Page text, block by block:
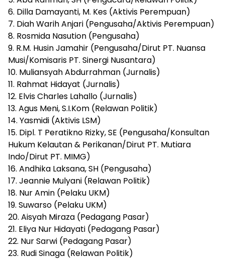
6. Dilla Damayanti, M. Kes (Aktivis Perempuan)
7. Diah Warih Anjari (Pengusaha/Aktivis Perempuan)
8. Rosmida Nasution (Pengusaha)
9. R.M. Husin Jamahir (Pengusaha/Dirut PT. Nuansa
Musi/Komisaris PT. Sinergi Nusantara)
10. Muliansyah Abdurrahman (Jurnalis)
11. Rahmat Hidayat (Jurnalis)
12. Elvis Charles Lahallo (Jurnalis)
13. Agus Meni, S.I.Kom (Relawan Politik)
14. Yasmidi (Aktivis LSM)
15. Dipl. T Peratikno Rizky, SE (Pengusaha/Konsultan
Hukum Kelautan & Perikanan/Dirut PT. Mutiara
Indo/Dirut PT. MIMG)
16. Andhika Laksana, SH (Pengusaha)
17. Jeannie Mulyani (Relawan Politik)
18. Nur Amin (Pelaku UKM)
19. Suwarso (Pelaku UKM)
20. Aisyah Miraza (Pedagang Pasar)
21. Eliya Nur Hidayati (Pedagang Pasar)
22. Nur Sarwi (Pedagang Pasar)
23. Rudi Sinaga (Relawan Politik)